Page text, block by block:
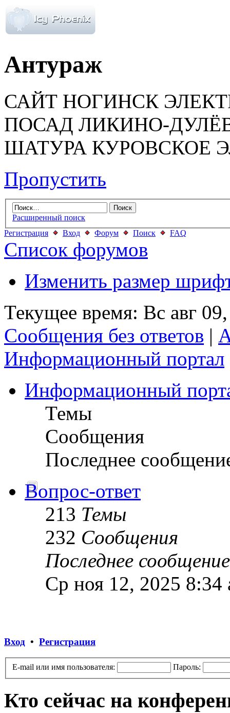
Антураж
САЙТ НОГИНСК
ПОСАД ЛИКИНО-
ШАТУРА КУРОВСКОЕ
Пропустить
Расширенный поиск
Регистрация
Вход Форум Поиск FAQ
Список форумов
Изменить размер
Текущее время: Вс авг
Сообщения без ответов |
Информационный портал
Информационный
Темы
Сообщения
Последнее
Вопрос-ответ
213 Темы
232 Сообщения
Последнее сообщение
Ср ноя 12, 2025 8:34
Вход • Регистрация
E-mail или имя пользователя: Пароль:
Кто сейчас на